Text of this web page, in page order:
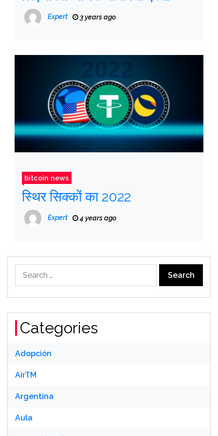
ब्रेकआउट है”।
Expert 3 years ago
bitcoin news
स्थिर सिक्कों का 2022
Expert 4 years ago
for:
Categories
Adopción
AirTM
Argentina
Aula